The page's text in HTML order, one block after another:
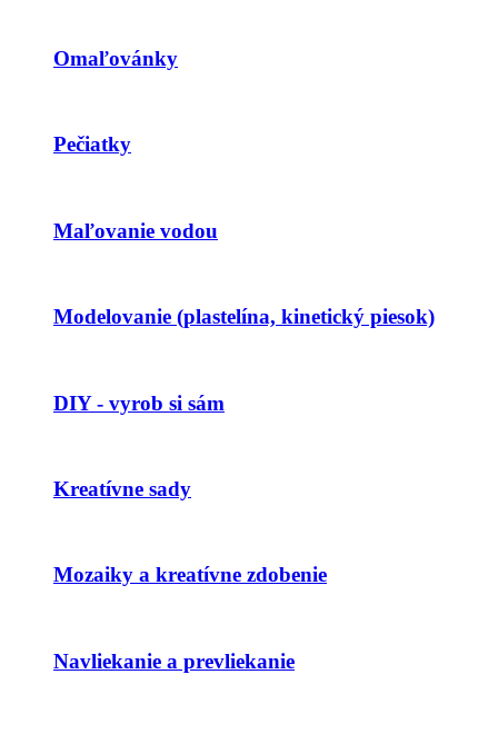
Omaľovánky
Pečiatky
Maľovanie vodou
Modelovanie (plastelína, kinetický piesok)
DIY - vyrob si sám
Kreatívne sady
Mozaiky a kreatívne zdobenie
Navliekanie a prevliekanie